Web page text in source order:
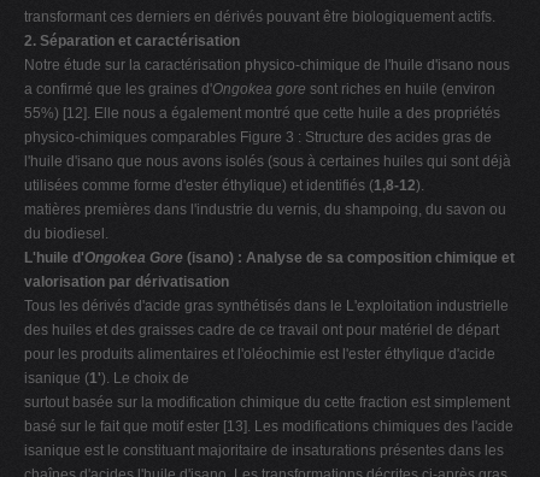
transformant ces derniers en dérivés pouvant être biologiquement actifs.
2. Séparation et caractérisation
Notre étude sur la caractérisation physico-chimique de l'huile d'isano nous
a confirmé que les graines d'Ongokea gore sont riches en huile (environ
55%) [12]. Elle nous a également montré que cette huile a des propriétés
physico-chimiques comparables Figure 3 : Structure des acides gras de
l'huile d'isano que nous avons isolés (sous à certaines huiles qui sont déjà
utilisées comme forme d'ester éthylique) et identifiés (1,8-12).
matières premières dans l'industrie du vernis, du shampoing, du savon ou
du biodiesel.
L'huile d'Ongokea Gore (isano) : Analyse de sa composition chimique et
valorisation par dérivatisation
Tous les dérivés d'acide gras synthétisés dans le L'exploitation industrielle
des huiles et des graisses cadre de ce travail ont pour matériel de départ
pour les produits alimentaires et l'oléochimie est l'ester éthylique d'acide
isanique (1'). Le choix de
surtout basée sur la modification chimique du cette fraction est simplement
basé sur le fait que motif ester [13]. Les modifications chimiques des l'acide
isanique est le constituant majoritaire de insaturations présentes dans les